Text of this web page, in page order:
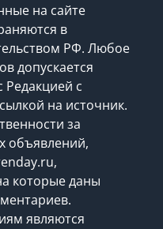
на сайте
в
РФ. Любое
допускается
Редакцией с
на источник.
за
объявлений,
которые даны
являются